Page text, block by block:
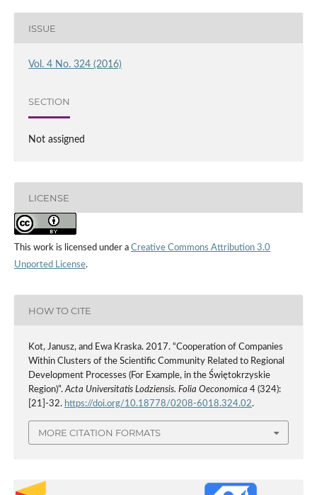
ISSUE
Vol. 4 No. 324 (2016)
SECTION
Not assigned
LICENSE
This work is licensed under a Creative Commons Attribution 3.0
Unported License.
HOW TO CITE
Kot, Janusz, and Ewa Kraska. 2017. “Cooperation of Companies
Within Clusters of the Scientific Community Related to Regional
Development Processes (For Example, in the Świętokrzyskie
Region)”. Acta Universitatis Lodziensis. Folia Oeconomica 4 (324):
[21]-32. https://doi.org/10.18778/0208-6018.324.02.
MORE CITATION FORMATS